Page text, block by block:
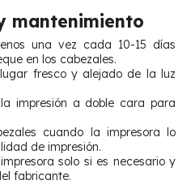
mantenimiento
una vez cada 10-15 días
en los cabezales.
fresco y alejado de la luz
impresión a doble cara para
cuando la impresora lo
de impresión.
solo si es necesario y
fabricante.